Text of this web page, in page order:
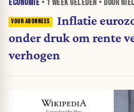
ECONOMIE • 1 WEEKGELEDEN • DOOR
Inflatie
onder druk om rente
verhogen